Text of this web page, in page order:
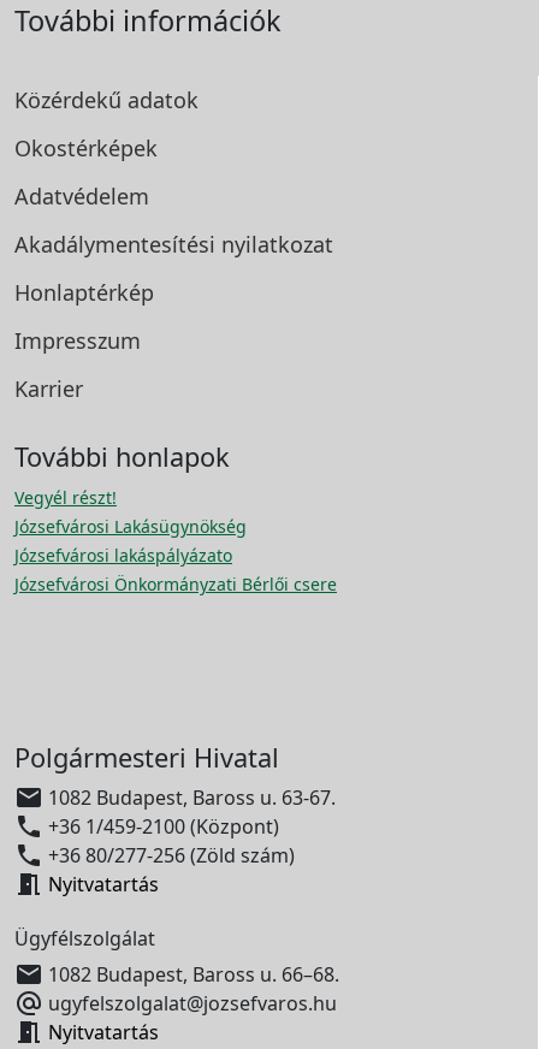
További információk
Közérdekű adatok
Okostérképek
Adatvédelem
Akadálymentesítési nyilatkozat
Honlaptérkép
Impresszum
Karrier
További honlapok
Vegyél részt!
Józsefvárosi Lakásügynökség
Józsefvárosi lakáspályázato
Józsefvárosi Önkormányzati Bérlői csere
Polgármesteri Hivatal
 1082 Budapest, Baross u. 63-67.
 +36 1/459-2100 (Központ)
 +36 80/277-256 (Zöld szám)
 Nyitvatartás
Ügyfélszolgálat
 1082 Budapest, Baross u. 66–68.
 ugyfelszolgalat@jozsefvaros.hu
 Nyitvatartás